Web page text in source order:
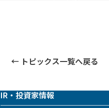
トピックス一覧へ戻る
IR・投資家情報